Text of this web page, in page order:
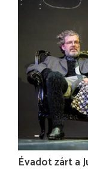
Évadot zárt a